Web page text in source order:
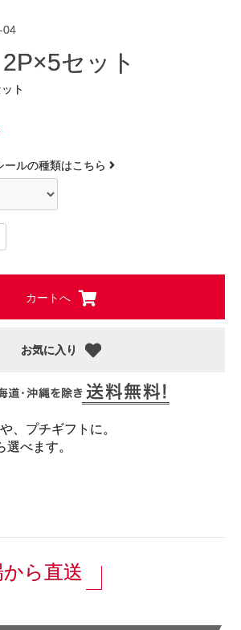
04
セット
ト
ールの種類はこちら
カートへ
お気に入り
、プチギフトに。
べます。
ら直送